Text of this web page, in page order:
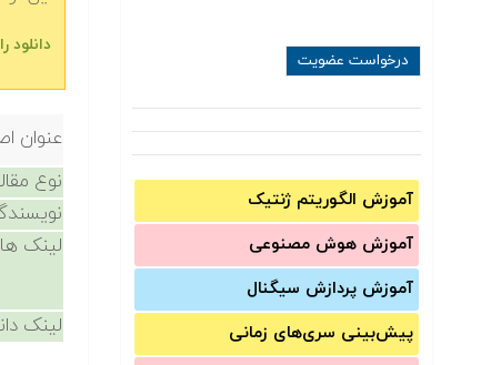
آموزش الگوریتم ژنتیک
آموزش‌ هوش مصنوعی
آموزش‌ پردازش سیگنال
پیش‌‌بینی سری‌‌های زمانی
عنوان
نوع
لینک
لینک